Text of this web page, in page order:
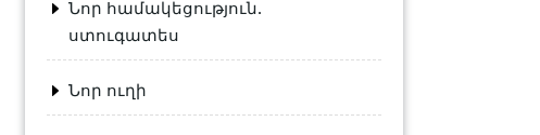
Նոր համակեցություն.
ստուգատես
Նոր ուղի